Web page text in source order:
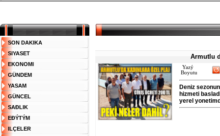
Armutlu
Yazý
Boyutu
Deniz
hizmeti
yerel
SON DAKIKA
SIYASET
EKONOMI
GÜNDEM
YASAM
GÜNCEL
SAĐLIK
EĐÝTÝM
ILÇELER